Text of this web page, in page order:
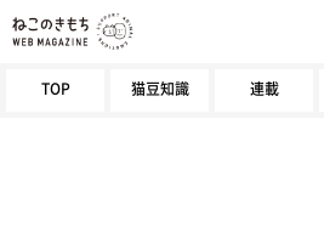
TOP 猫豆知識 連載